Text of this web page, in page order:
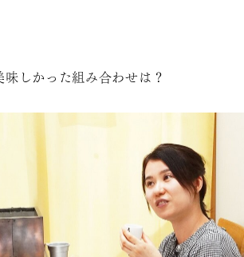
味しかった組み合わせは？